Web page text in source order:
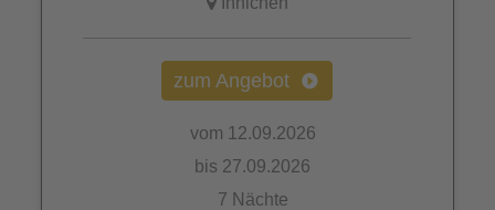
zum Angebot
vom 12.09.2026
bis 27.09.2026
7 Nächte